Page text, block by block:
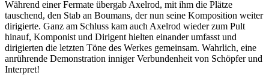
Während einer Fermate übergab Axelrod, mit ihm die Plätze
tauschend, den Stab an Boumans, der nun seine Komposition weiter
dirigierte. Ganz am Schluss kam auch Axelrod wieder zum Pult
hinauf, Komponist und Dirigent hielten einander umfasst und
dirigierten die letzten Töne des Werkes gemeinsam. Wahrlich, eine
anrührende Demonstration inniger Verbundenheit von Schöpfer und
Interpret!